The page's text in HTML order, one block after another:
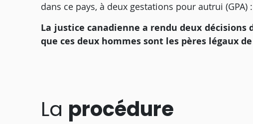
dans ce pays, à deux gestations pour autrui
La justice canadienne a rendu deux décisions
que ces deux hommes sont les pères légaux
La procédure